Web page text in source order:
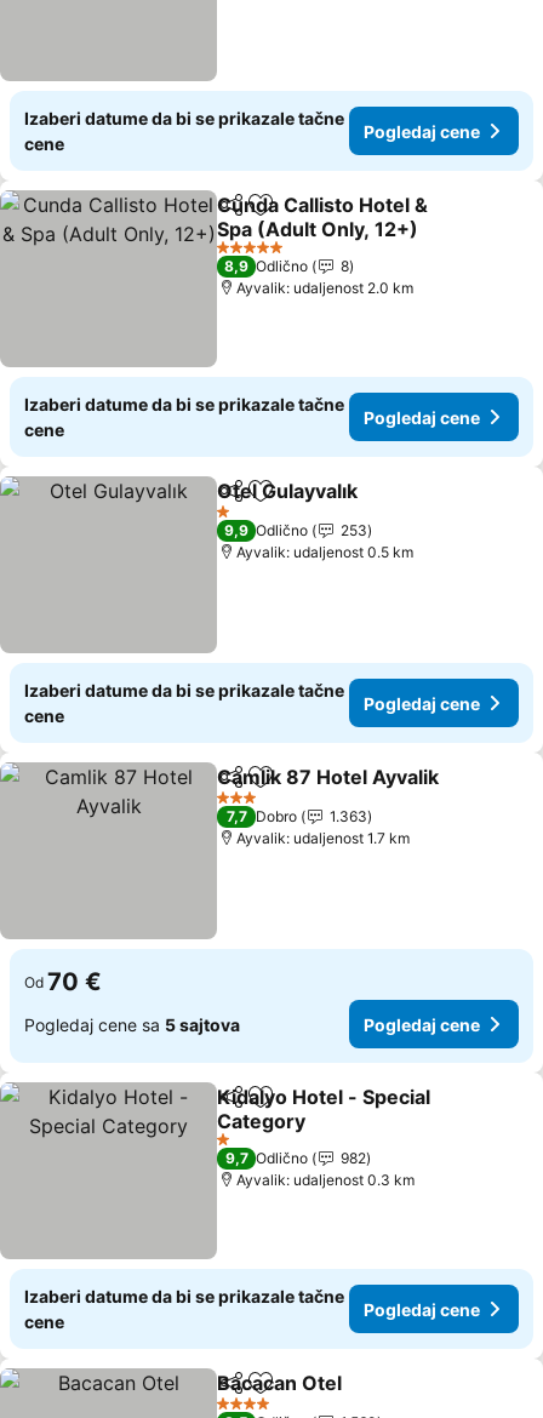
Izaberi datume da bi se prikazale tačne
cene
Pogledaj cene
Deli Dodati u favorite
Cunda Callisto Hotel &
Spa (Adult Only, 12+)
5 Zvezdice
8,9 Odlično
8
Ayvalik: udaljenost 2.0 km
Izaberi datume da bi se prikazale tačne
cene
Pogledaj cene
Deli Dodati u favorite
Otel Gulayvalık
1 Zvezdice
9,9 Odlično
253
Ayvalik: udaljenost 0.5 km
Izaberi datume da bi se prikazale tačne
cene
Pogledaj cene
Deli Dodati u favorite
Camlik 87 Hotel Ayvalik
3 Zvezdice
7,7 Dobro
1.363
Ayvalik: udaljenost 1.7 km
Od 70 €
Pogledaj cene sa 5 sajtova Pogledaj cene
Deli Dodati u favorite
Kidalyo Hotel - Special
Category
1 Zvezdice
9,7 Odlično
982
Ayvalik: udaljenost 0.3 km
Izaberi datume da bi se prikazale tačne
cene
Pogledaj cene
Deli Dodati u favorite
Bacacan Otel
4 Zvezdice